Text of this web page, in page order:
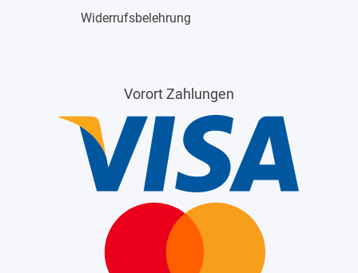
Widerrufsbelehrung
Vorort Zahlungen